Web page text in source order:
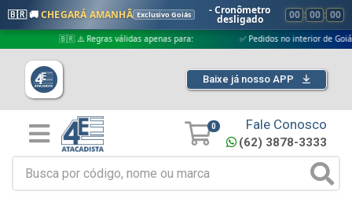
🇧🇷 🚚CHEGARÁ AMANHÃ Exclusivo Goiás - Cronômetro
desligado 00 : 00 : 00
🇧🇷 ⚠️ Regras válidas apenas para: ✅ Pedidos no interior de Goiás
Baixe já nosso APP
0 Fale Conosco
(62) 3878-3333